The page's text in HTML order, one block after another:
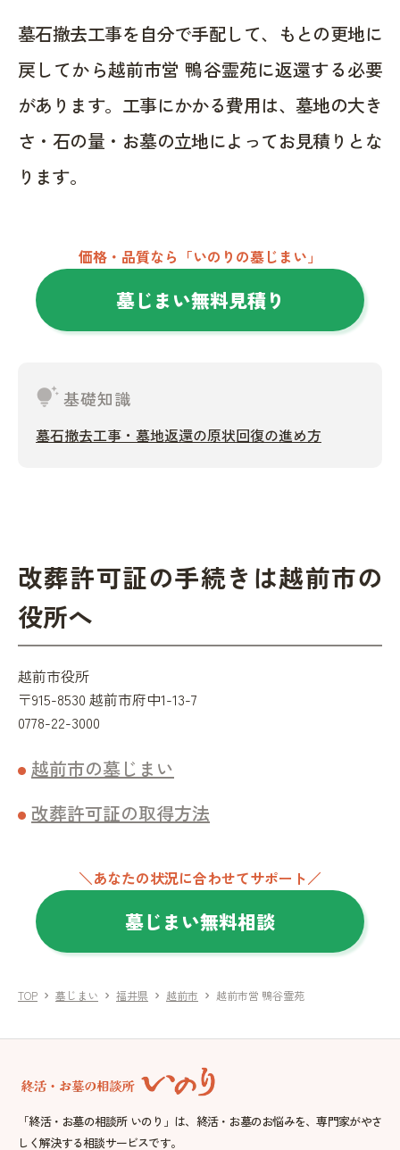
墓石撤去工事を自分で手配して、もとの更地に
戻してから越前市営 鴨谷霊苑に返還する必要
があります。工事にかかる費用は、墓地の大き
さ・石の量・お墓の立地によってお見積りとな
ります。
価格・品質なら「いのりの墓じまい」
墓じまい無料見積り
tips_and_updates基礎知識
墓石撤去工事・墓地返還の原状回復の進め方
改葬許可証の手続きは越前市の
役所へ
越前市役所
〒915-8530 越前市府中1-13-7
0778-22-3000
越前市の墓じまい
改葬許可証の取得方法
＼あなたの状況に合わせてサポート／
墓じまい無料相談
TOP chevron_right 墓じまい chevron_right 福井県 chevron_right 越前市 chevron_right 越前市営 鴨谷霊苑
「終活・お墓の相談所 いのり」は、終活・お墓のお悩みを、専門家がやさ
しく解決する相談サービスです。